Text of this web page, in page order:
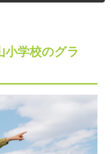
小学校のグラ